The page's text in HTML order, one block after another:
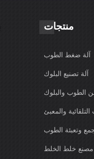
منتجات
آلة ضغط الطوب
آلة تصنيع البلوك
الطوب والبلوك
والمعبئ
وتعبئة الطوب
مصنع خلط الخلط